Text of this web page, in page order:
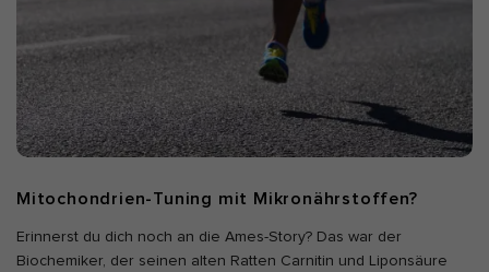
Mitochondrien-Tuning mit Mikronährstoffen?
Erinnerst du dich noch an die Ames-Story? Das war der
Biochemiker, der seinen alten Ratten Carnitin und Liponsäure
Inhalte von Videoplattformen und Social-Media-Plattformen werden
standardmäßig blockiert. Wenn Cookies von externen Medien
akzeptiert werden, bedarf der Zugriff auf diese Inhalte keiner
manuellen Einwilligung mehr.
Cookie-Informationen anzeigen
Datenschutzerklärung Impressum